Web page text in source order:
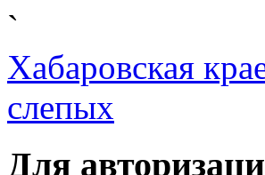
`
Хабаровская
слепых
Для